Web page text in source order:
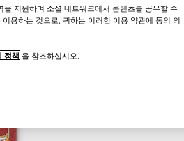
지원하며 소셜 네트워크에서 콘텐츠를 공유할 수
용하는 것으로, 귀하는 이러한 이용 약관에 동의 의
정책 을 참조하십시오.